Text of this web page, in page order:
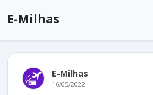
E-Milhas
E-Milhas
16/05/2022